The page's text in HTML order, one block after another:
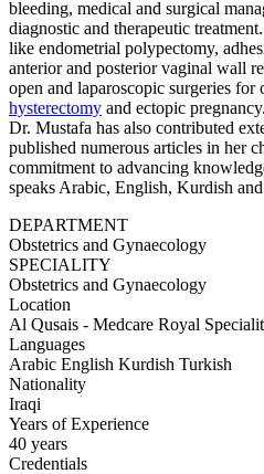
bleeding, medical and surgical
diagnostic and therapeutic
like endometrial polypectomy,
anterior and posterior vaginal wall
open and laparoscopic surgeries for
hysterectomy and ectopic pregnancy.
Dr. Mustafa has also contributed
published numerous articles in her
commitment to advancing
speaks Arabic, English, Kurdish
DEPARTMENT
Obstetrics and Gynaecology
SPECIALITY
Obstetrics and Gynaecology
Location
Al Qusais - Medcare Royal
Languages
Arabic English Kurdish Turkish
Nationality
Iraqi
Years of Experience
40 years
Credentials